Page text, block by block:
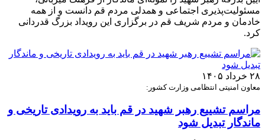
مسئولیت‌پذیری اجتماعی و همدلی مردم قم دانست و از همه
خادمان و مردم شریف قم در برگزاری این رویداد بزرگ قدردانی
کرد.
۲۸ خرداد ۱۴۰۵
معاون امنیتی انتظامی وزارت کشور:
مراسم تشییع رهبر شهید در قم باید به رویدادی تاریخی و
ماندگار تبدیل شود